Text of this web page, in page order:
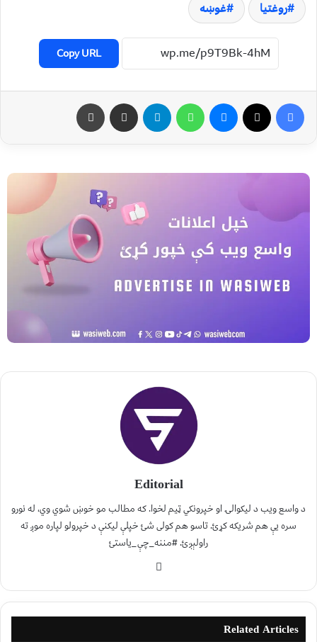
روغتیا غوښه
Copy URL
Editorial
د واسع ویب د لیکوالۍ او خپرونکي ټیم لخوا. که مطالب مو خوښ شوي وي، له نورو
سره یې هم شریکه کړئ. تاسو هم کولی شئ خپلې لیکنې د خپرولو لپاره موږ ته
راولېږئ. #مننه_چې_یاستئ
Related Articles